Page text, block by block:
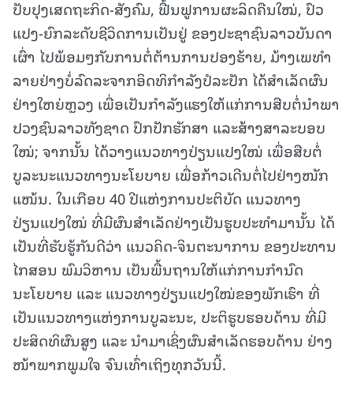
ປັບປຸງເສດຖະກິດ-ສັງຄົມ, ຟື້ນຟູການຜະລິດຄືນໃໝ່, ປົວ
ແປງ-ຍົກລະດັບຊີວິດການເປັນຢູ່ ຂອງປະຊາຊົນລາວບັນດາ
ເຜົ່າ ໄປພ້ອມໆກັບການຕໍ່ຕ້ານການປອງຮ້າຍ, ມ້າງເພທໍາ
ລາຍຢ່າງບໍ່ລົດລະຈາກອິດທິກຳລັງປໍລະປັກ ໄດ້ສຳເລັດຜົນ
ຢ່າງໃຫຍ່ຫຼວງ ເພື່ອເປັນກຳລັງແຮງໃຫ້ແກ່ການສືບຕໍ່ນຳພາ
ປວງຊົນລາວທັງຊາດ ປົກປັກຮັກສາ ແລະສ້າງສາລະບອບ
ໃໝ່; ຈາກນັ້ນ ໄດ້ວາງແນວທາງປ່ຽນແປງໃໝ່ ເພື່ອສືບຕໍ່
ບູລະນະແນວທາງນະໂຍບາຍ ເພື່ອກ້າວເດີນຕໍ່ໄປຢ່າງໜັກ
ແໜ້ນ. ໃນເກືອບ 40 ປີແຫ່ງການປະຕິບັດ ແນວທາງ
ປ່ຽນແປງໃໝ່ ທີ່ມີຜົນສຳເລັດຢ່າງເປັນຮູບປະທຳມານັ້ນ ໄດ້
ເປັນທີ່ຮັບຮູ້ກັນດີວ່າ ແນວຄິດ-ຈິນຕະນາການ ຂອງປະທານ
ໄກສອນ ພົມວິຫານ ເປັນພື້ນຖານໃຫ້ແກ່ການກຳນົດ
ນະໂຍບາຍ ແລະ ແນວທາງປ່ຽນແປງໃໝ່ຂອງພັກເຮົາ ທີ່
ເປັນແນວທາງແຫ່ງການບູລະນະ, ປະຕິຮູບຮອບດ້ານ ທີ່ມີ
ປະສິດທິຜົນສູງ ແລະ ນໍາມາເຊິ່ງຜົນສໍາເລັດຮອບດ້ານ ຢ່າງ
ໜ້າພາກພູມໃຈ ຈົນເທົ່າເຖິງທຸກວັນນີ້.